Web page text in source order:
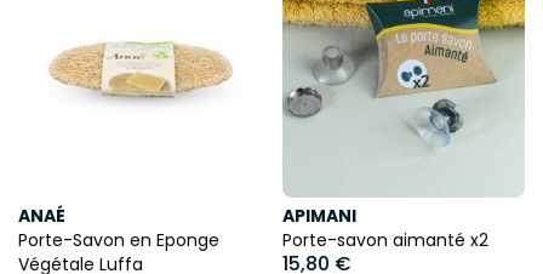
ANAÉ
Porte-Savon en Eponge
Végétale Luffa
APIMANI
Porte-savon aimanté x2
15,80 €